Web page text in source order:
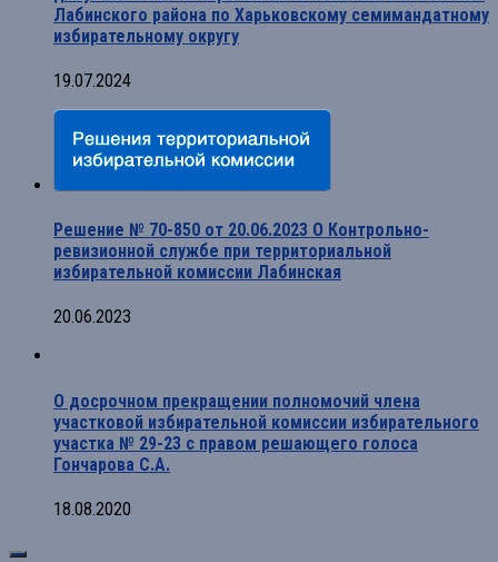
Лабинского района по Харьковскому семимандатному
избирательному округу
19.07.2024
Решение № 70-850 от 20.06.2023 О Контрольно-
ревизионной службе при территориальной
избирательной комиссии Лабинская
20.06.2023
О досрочном прекращении полномочий члена
участковой избирательной комиссии избирательного
участка № 29-23 с правом решающего голоса
Гончарова С.А.
18.08.2020